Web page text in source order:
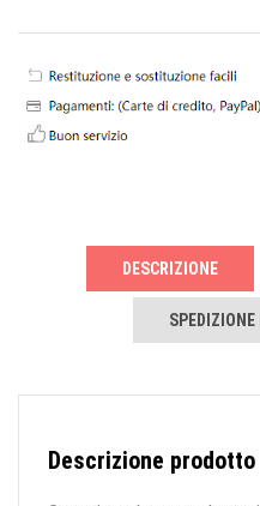
DESCRIZIONE
SPEDIZIONE
Descrizione prodotto